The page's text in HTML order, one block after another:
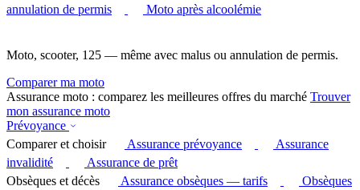
annulation de permis
Moto après alcoolémie
Moto, scooter, 125 — même avec malus ou annulation de permis.
Comparer ma moto
Assurance moto : comparez les meilleures offres du marché Trouver
mon assurance moto
Prévoyance
Comparer et choisir
Assurance prévoyance
Assurance
invalidité
Assurance de prêt
Obsèques et décès
Assurance obsèques — tarifs
Obsèques